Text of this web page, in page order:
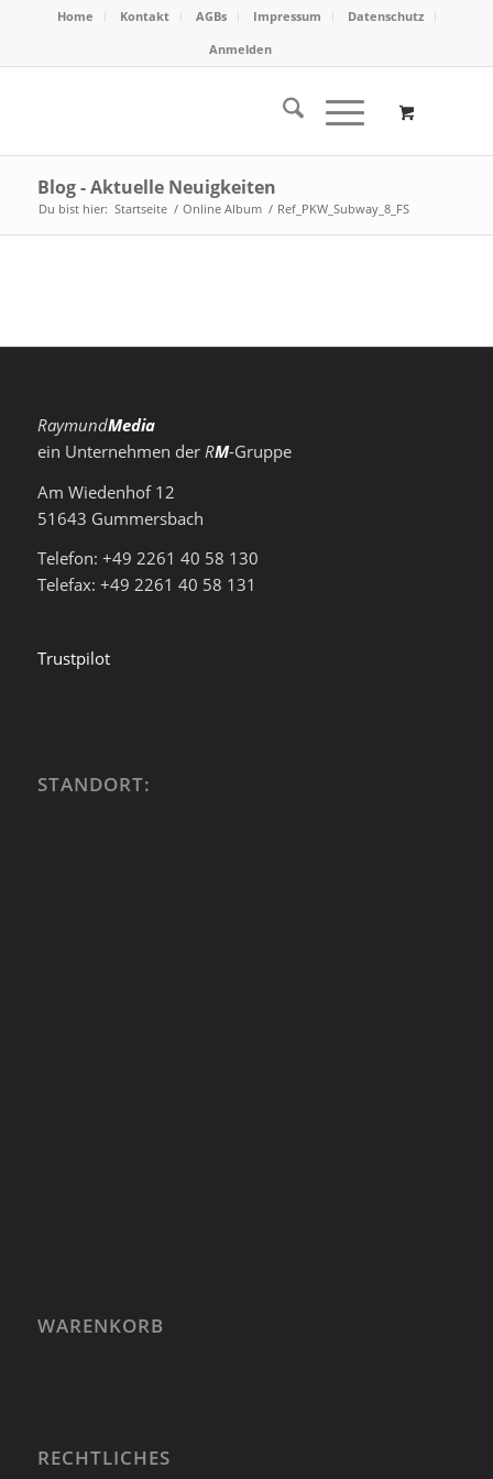
Home Kontakt AGBs Impressum
Datenschutz
Anmelden
Blog - Aktuelle Neuigkeiten
Du bist hier: Startseite / Online Album / Ref_PKW_Subway_8_FS
RaymundMedia
ein Unternehmen der RM-Gruppe
Am Wiedenhof 12
51643 Gummersbach
Telefon: +49 2261 40 58 130
Telefax: +49 2261 40 58 131
Trustpilot
STANDORT:
WARENKORB
RECHTLICHES